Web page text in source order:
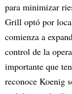
para minimizar
Grill optó por
comienza a
control de la
importante que
reconoce Koenig